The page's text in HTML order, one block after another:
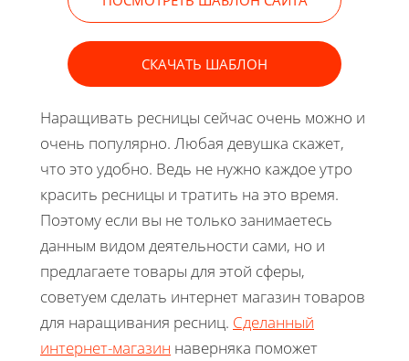
СКАЧАТЬ ШАБЛОН
Наращивать ресницы сейчас очень можно и
очень популярно. Любая девушка скажет,
что это удобно. Ведь не нужно каждое утро
красить ресницы и тратить на это время.
Поэтому если вы не только занимаетесь
данным видом деятельности сами, но и
предлагаете товары для этой сферы,
советуем сделать интернет магазин товаров
для наращивания ресниц. Сделанный
интернет-магазин наверняка поможет